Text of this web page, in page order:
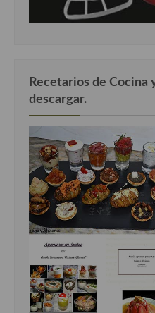
Cocina del Pacifico
Cocina Africana
Cocina Sudafrinaca
Cocina del Congo
Cocina Sefardí
Cocina Yoshoku
Cocina callejera
Cocina fusión
Recetarios de Cocina
descargar.